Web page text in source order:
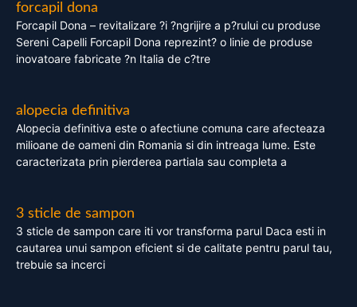
forcapil dona
Forcapil Dona – revitalizare ?i ?ngrijire a p?rului cu produse
Sereni Capelli Forcapil Dona reprezint? o linie de produse
inovatoare fabricate ?n Italia de c?tre
alopecia definitiva
Alopecia definitiva este o afectiune comuna care afecteaza
milioane de oameni din Romania si din intreaga lume. Este
caracterizata prin pierderea partiala sau completa a
3 sticle de sampon
3 sticle de sampon care iti vor transforma parul Daca esti in
cautarea unui sampon eficient si de calitate pentru parul tau,
trebuie sa incerci